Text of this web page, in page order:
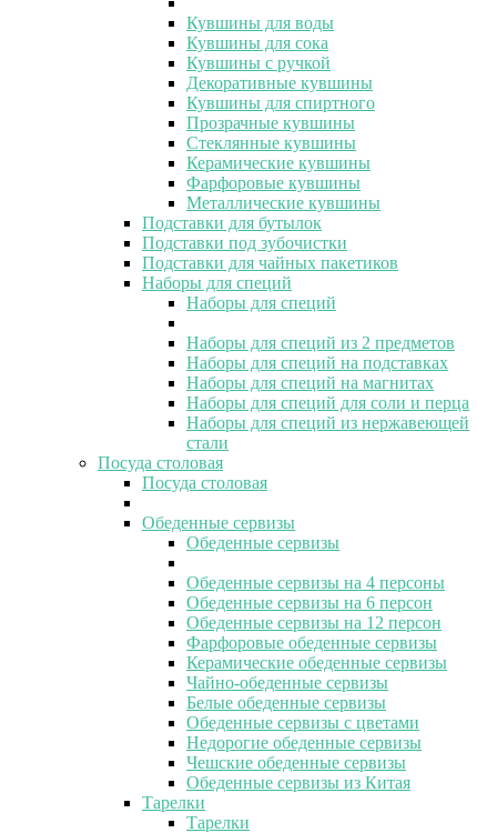
Кувшины для воды
Кувшины для сока
Кувшины с ручкой
Декоративные кувшины
Кувшины для спиртного
Прозрачные кувшины
Стеклянные кувшины
Керамические кувшины
Фарфоровые кувшины
Металлические кувшины
Подставки для бутылок
Подставки под зубочистки
Подставки для чайных пакетиков
Наборы для специй
Наборы для специй
Наборы для специй из 2 предметов
Наборы для специй на подставках
Наборы для специй на магнитах
Наборы для специй для соли и перца
Наборы для специй из нержавеющей
стали
Посуда столовая
Посуда столовая
Обеденные сервизы
Обеденные сервизы
Обеденные сервизы на 4 персоны
Обеденные сервизы на 6 персон
Обеденные сервизы на 12 персон
Фарфоровые обеденные сервизы
Керамические обеденные сервизы
Чайно-обеденные сервизы
Белые обеденные сервизы
Обеденные сервизы с цветами
Недорогие обеденные сервизы
Чешские обеденные сервизы
Обеденные сервизы из Китая
Тарелки
Тарелки